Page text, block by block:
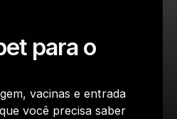
para o
vacinas e entrada
você precisa saber